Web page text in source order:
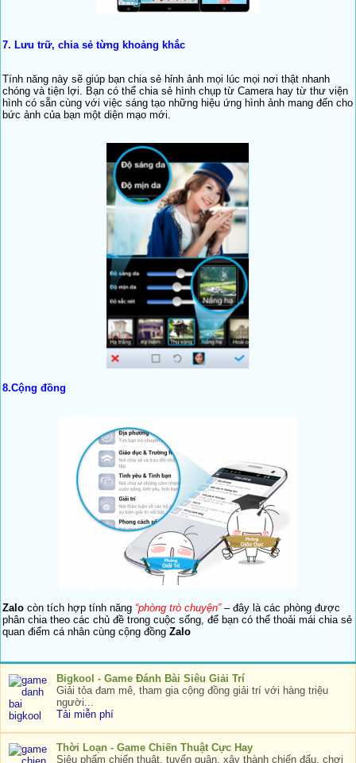
7. Lưu trữ, chia sẻ từng khoảng khắc
Tính năng này sẽ giúp bạn chia sẻ hỉnh ảnh mọi lúc mọi nơi thật nhanh
chóng và tiện lợi. Bạn có thể chia sẻ hình chụp từ Camera hay từ thư viện
hình có sẵn cùng với việc sáng tạo những hiệu ứng hình ảnh mang đến cho
bức ảnh của bạn một diện mạo mới.
8.Cộng đồng
Zalo còn tích hợp tính năng “phòng trò chuyện” – đây là các phòng được
phân chia theo các chủ đề trong cuộc sống, để bạn có thể thoải mái chia sẻ
quan điểm cá nhân cùng cộng đồng Zalo
Bigkool - Game Đánh Bài Siêu Giải Trí
Giải tỏa đam mê, tham gia cộng đồng giải trí với hàng triệu
người...
Tải miễn phí
Thời Loạn - Game Chiến Thuật Cực Hay
Siêu phẩm chiến thuật, tuyển quân, xây thành chiến đấu, chơi